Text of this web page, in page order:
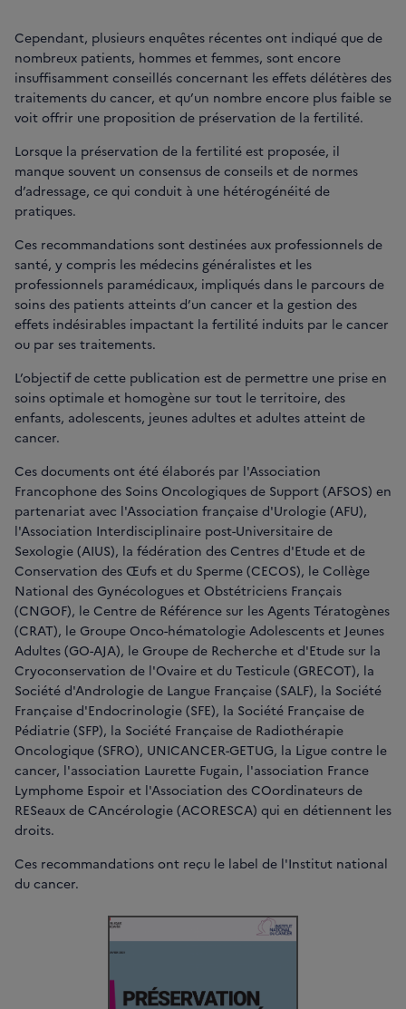
Cependant, plusieurs enquêtes récentes ont indiqué que de
nombreux patients, hommes et femmes, sont encore
insuffisamment conseillés concernant les effets délétères des
traitements du cancer, et qu’un nombre encore plus faible se
voit offrir une proposition de préservation de la fertilité.
Lorsque la préservation de la fertilité est proposée, il
manque souvent un consensus de conseils et de normes
d’adressage, ce qui conduit à une hétérogénéité de
pratiques.
Ces recommandations sont destinées aux professionnels de
santé, y compris les médecins généralistes et les
professionnels paramédicaux, impliqués dans le parcours de
soins des patients atteints d’un cancer et la gestion des
effets indésirables impactant la fertilité induits par le cancer
ou par ses traitements.
L’objectif de cette publication est de permettre une prise en
soins optimale et homogène sur tout le territoire, des
enfants, adolescents, jeunes adultes et adultes atteint de
cancer.
Ces documents ont été élaborés par l'Association
Francophone des Soins Oncologiques de Support (AFSOS) en
partenariat avec l'Association française d'Urologie (AFU),
l'Association Interdisciplinaire post-Universitaire de
Sexologie (AIUS), la fédération des Centres d'Etude et de
Conservation des Œufs et du Sperme (CECOS), le Collège
National des Gynécologues et Obstétriciens Français
(CNGOF), le Centre de Référence sur les Agents Tératogènes
(CRAT), le Groupe Onco-hématologie Adolescents et Jeunes
Adultes (GO-AJA), le Groupe de Recherche et d'Etude sur la
Cryoconservation de l'Ovaire et du Testicule (GRECOT), la
Société d'Andrologie de Langue Française (SALF), la Société
Française d'Endocrinologie (SFE), la Société Française de
Pédiatrie (SFP), la Société Française de Radiothérapie
Oncologique (SFRO), UNICANCER-GETUG, la Ligue contre le
cancer, l'association Laurette Fugain, l'association France
Lymphome Espoir et l'Association des COordinateurs de
RESeaux de CAncérologie (ACORESCA) qui en détiennent les
droits.
Ces recommandations ont reçu le label de l'Institut national
du cancer.